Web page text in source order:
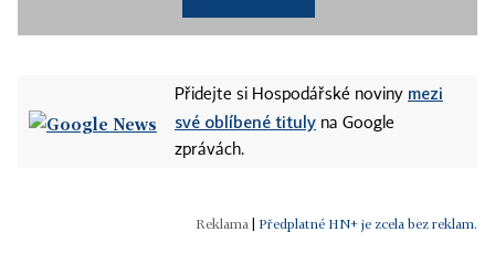
Přidejte si Hospodářské noviny mezi
své oblíbené tituly na Google
zprávách.
Předplatné HN+ je zcela bez reklam.